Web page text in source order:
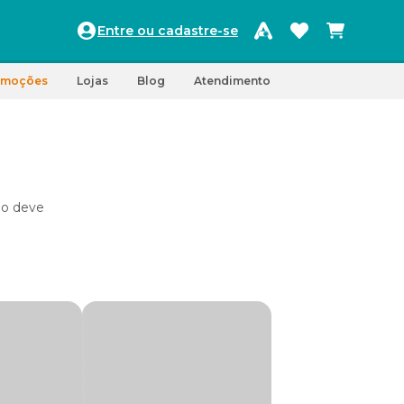
Entre ou cadastre-se
Lojas Blog Atendimento
deve
que